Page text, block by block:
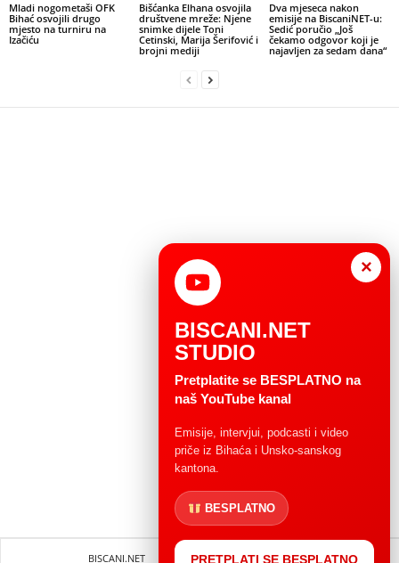
Mladi nogometaši OFK
Bihać osvojili drugo
mjesto na turniru na
Izačiću
Bišćanka Elhana osvojila
društvene mreže: Njene
snimke dijele Toni
Cetinski, Marija Šerifović i
brojni mediji
Dva mjeseca nakon
emisije na BiscaniNET-u:
Sedić poručio „Još
čekamo odgovor koji je
najavljen za sedam dana“
BISCANI.NET Impressum Uvjeti korištenja
×
BISCANI.NET
STUDIO
Pretplatite se BESPLATNO na
naš YouTube kanal
Emisije, intervjui, podcasti i video
priče iz Bihaća i Unsko-sanskog
kantona.
BESPLATNO
PRETPLATI SE BESPLATNO